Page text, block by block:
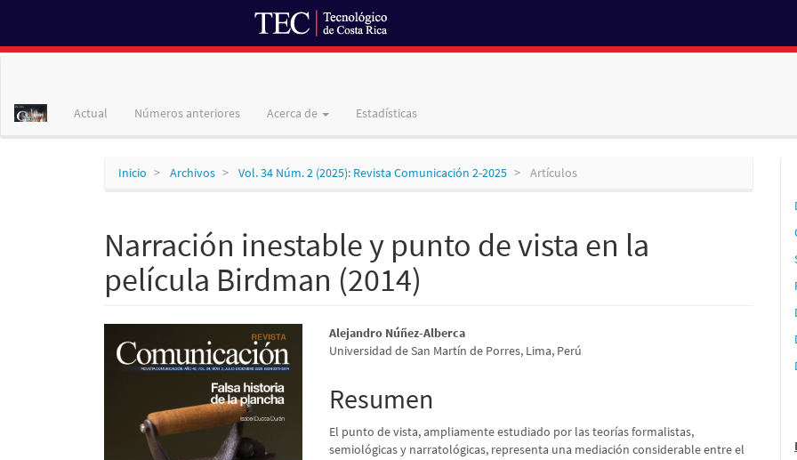
principalActual Números anteriores Acerca de Estadísticas
Inicio Archivos Vol. 34 Núm. 2 (2025): Revista Comunicación 2-2025 Artículos
Narración inestable y punto de vista en la
película Birdman (2014)
Barra
lateral
artículo
Contenido
principal
del
artículo
Alejandro Núñez-Alberca
Universidad de San Martín de Porres, Lima, Perú
Resumen
El punto de vista, ampliamente estudiado por las teorías formalistas,
semiológicas y narratológicas, representa una mediación considerable entre el